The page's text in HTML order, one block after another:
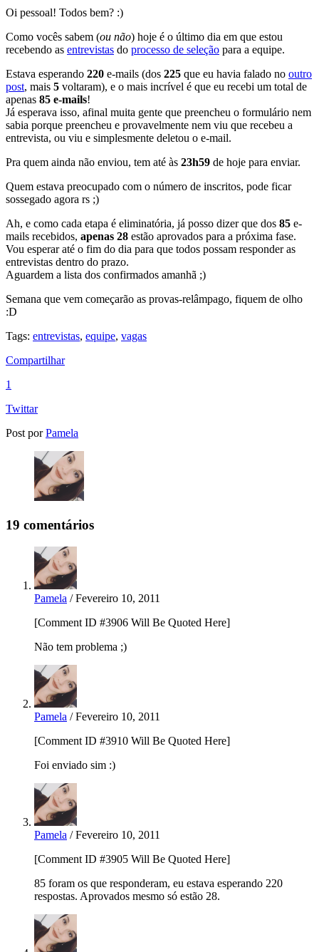
Oi pessoal! Todos bem? :)
Como vocês sabem (ou não) hoje é o último dia em que estou
recebendo as entrevistas do processo de seleção para a equipe.
Estava esperando 220 e-mails (dos 225 que eu havia falado no outro
post, mais 5 voltaram), e o mais incrível é que eu recebi um total de
apenas 85 e-mails!
Já esperava isso, afinal muita gente que preencheu o formulário nem
sabia porque preencheu e provavelmente nem viu que recebeu a
entrevista, ou viu e simplesmente deletou o e-mail.
Pra quem ainda não enviou, tem até às 23h59 de hoje para enviar.
Quem estava preocupado com o número de inscritos, pode ficar
sossegado agora rs ;)
Ah, e como cada etapa é eliminatória, já posso dizer que dos 85 e-
mails recebidos, apenas 28 estão aprovados para a próxima fase.
Vou esperar até o fim do dia para que todos possam responder as
entrevistas dentro do prazo.
Aguardem a lista dos confirmados amanhã ;)
Semana que vem começarão as provas-relâmpago, fiquem de olho
:D
Tags: entrevistas, equipe, vagas
Compartilhar
1
Twittar
Post porPamela
19 comentários
Pamela / Fevereiro 10, 2011
[Comment ID #3906 Will Be Quoted Here]
Não tem problema ;)
Pamela / Fevereiro 10, 2011
[Comment ID #3910 Will Be Quoted Here]
Foi enviado sim :)
Pamela / Fevereiro 10, 2011
[Comment ID #3905 Will Be Quoted Here]
85 foram os que responderam, eu estava esperando 220
respostas. Aprovados mesmo só estão 28.